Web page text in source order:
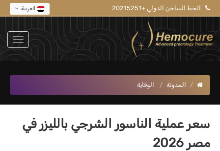
الخط الساخن الدولي +20215251
المدونة الوقاية
سعر عملية الناسور الشرجي بالليزر في
مصر 2026